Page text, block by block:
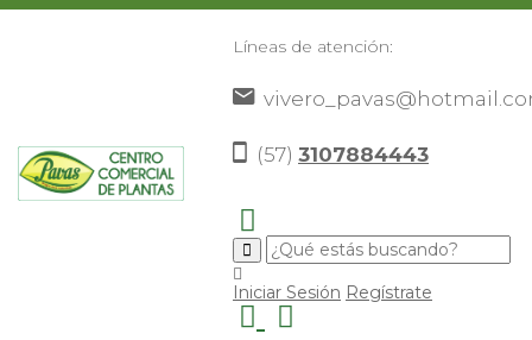
Líneas de atención:
(57) 3107884443
Iniciar Sesión Regístrate
Plantas> Plantas De Exterior>